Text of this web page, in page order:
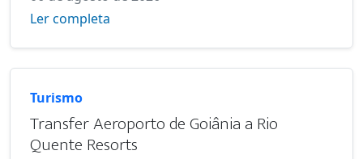
Ler completa
Turismo
Transfer Aeroporto de Goiânia a Rio
Quente Resorts